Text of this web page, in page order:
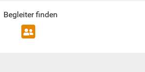
Begleiter finden